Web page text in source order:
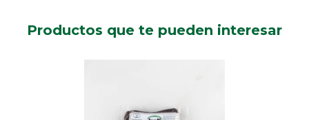
Productos que te pueden interesar